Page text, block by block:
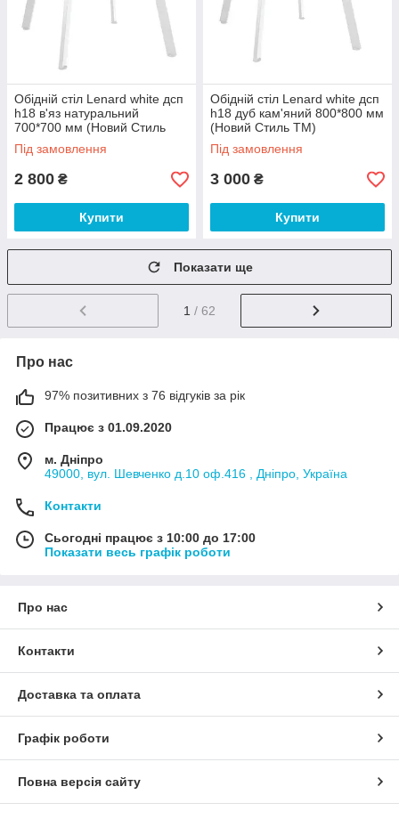
Обідній стіл Lenard white дсп
h18 в'яз натуральний
700*700 мм (Новий Стиль
ТМ)
Під замовлення
2 800 ₴
Купити
Обідній стіл Lenard white дсп
h18 дуб кам'яний 800*800 мм
(Новий Стиль ТМ)
Під замовлення
3 000 ₴
Купити
Показати ще
1 / 62
Про нас
97% позитивних з 76 відгуків за рік
Працює з 01.09.2020
м. Дніпро
49000, вул. Шевченко д.10 оф.416 , Дніпро, Україна
Контакти
Сьогодні працює з 10:00 до 17:00
Показати весь графік роботи
Про нас
Контакти
Доставка та оплата
Графік роботи
Повна версія сайту